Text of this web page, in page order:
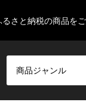
さと納税の商品を
商品ジャンル